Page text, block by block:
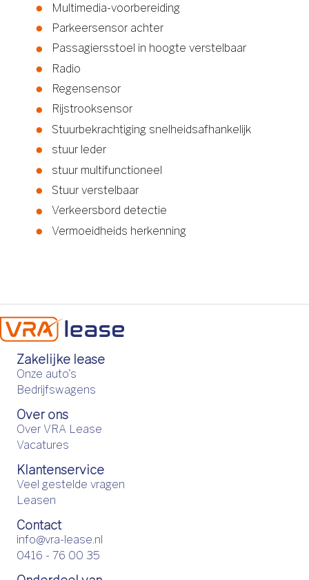
Multimedia-voorbereiding
Parkeersensor achter
Passagiersstoel in hoogte verstelbaar
Radio
Regensensor
Rijstrooksensor
Stuurbekrachtiging snelheidsafhankelijk
stuur leder
stuur multifunctioneel
Stuur verstelbaar
Verkeersbord detectie
Vermoeidheids herkenning
Zakelijke lease
Onze auto's
Bedrijfswagens
Over ons
Over VRA Lease
Vacatures
Klantenservice
Veel gestelde vragen
Leasen
Contact
info@vra-lease.nl
0416 - 76 00 35